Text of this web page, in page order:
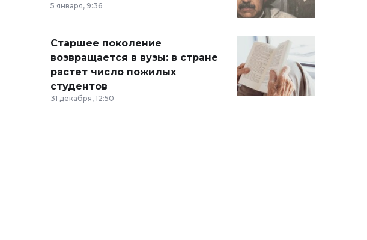
5 января, 9:36
Старшее поколение
возвращается в вузы: в стране
растет число пожилых
студентов
31 декабря, 12:50